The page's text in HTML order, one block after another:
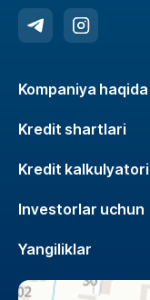
Kompaniya haqida
Kredit shartlari
Kredit kalkulyatori
Investorlar uchun
Yangiliklar